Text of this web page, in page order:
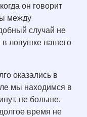
он говорит
между
случай не
в ловушке нашего
оказались в
мы находимся в
не больше.
время не